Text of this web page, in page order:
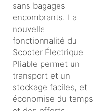
sans bagages
encombrants. La
nouvelle
fonctionnalité du
Scooter Électrique
Pliable permet un
transport et un
stockage faciles, et
économise du temps